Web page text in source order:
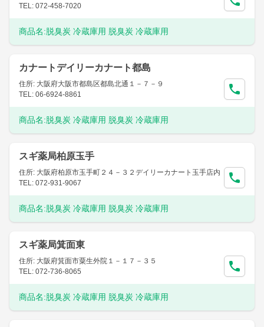
TEL: 072-458-7020
商品名:脱臭炭 冷蔵庫用 脱臭炭 冷蔵庫用
カナートデイリーカナート都島
住所: 大阪府大阪市都島区都島北通１－７－９
TEL: 06-6924-8861
商品名:脱臭炭 冷蔵庫用 脱臭炭 冷蔵庫用
スギ薬局柏原玉手
住所: 大阪府柏原市玉手町２４－３２デイリーカナート玉手店内
TEL: 072-931-9067
商品名:脱臭炭 冷蔵庫用 脱臭炭 冷蔵庫用
スギ薬局箕面東
住所: 大阪府箕面市粟生外院１－１７－３５
TEL: 072-736-8065
商品名:脱臭炭 冷蔵庫用 脱臭炭 冷蔵庫用